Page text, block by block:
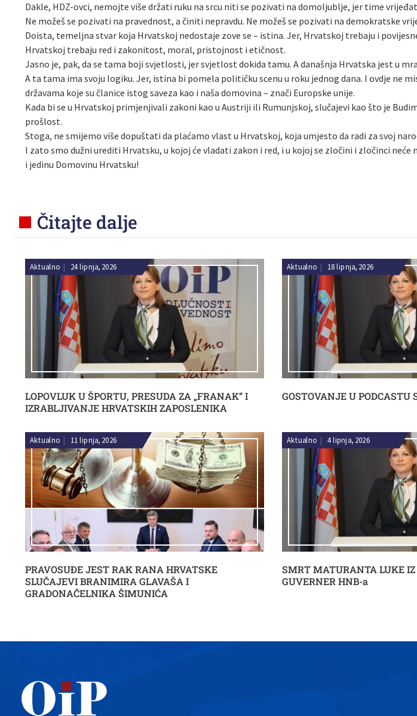
Dakle, HDZ-ovci, nemojte više držati ruku na srcu niti se pozivati na domoljublje, jer time
Ne možeš se pozivati na pravednost, a činiti nepravdu. Ne možeš se pozivati na demokratske
Doista, temeljna stvar koja Hrvatskoj nedostaje zove se – istina. Jer, Hrvatskoj trebaju i
Hrvatskoj trebaju red i zakonitost, moral, pristojnost i etičnost.
Jasno je, pak, da se tama boji svjetlosti, jer svjetlost dokida tamu. A današnja Hrvatska jest u
A ta tama ima svoju logiku. Jer, istina bi pomela političku scenu u roku jednog dana. I ovdje ne
državama koje su članice istog saveza kao i naša domovina – znači Europske unije.
Kada bi se u Hrvatskoj primjenjivali zakoni kao u Austriji ili Rumunjskoj, slučajevi kao što je
prošlost.
Stoga, ne smijemo više dopuštati da plaćamo vlast u Hrvatskoj, koja umjesto da radi za svoj
I zato smo dužni urediti Hrvatsku, u kojoj će vladati zakon i red, i u kojoj se zločini i zločinci
i jedinu Domovinu Hrvatsku!
Čitajte dalje
LOPOVLUK U ŠPORTU, PRESUDA ZA „FRANAK“ I
IZRABLJIVANJE HRVATSKIH ZAPOSLENIKA
Aktualno 24 lipnja, 2026
GOSTOVANJE U PODCASTU
Aktualno 18 lipnja, 2026
PRAVOSUĐE JEST RAK RANA HRVATSKE
SLUČAJEVI BRANIMIRA GLAVAŠA I
GRADONAČELNIKA ŠIMUNIĆA
Aktualno 11 lipnja, 2026
SMRT MATURANTA LUKE
GUVERNER HNB-a
Aktualno 4 lipnja, 2026